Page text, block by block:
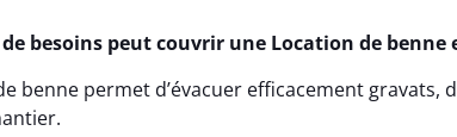
besoins peut couvrir une Location de benne
benne permet d’évacuer efficacement